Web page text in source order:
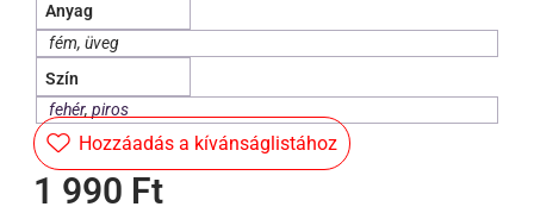
Anyag
fém, üveg
Szín
fehér, piros
Hozzáadás a kívánságlistához
1 990 Ft